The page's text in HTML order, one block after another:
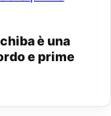
e prime